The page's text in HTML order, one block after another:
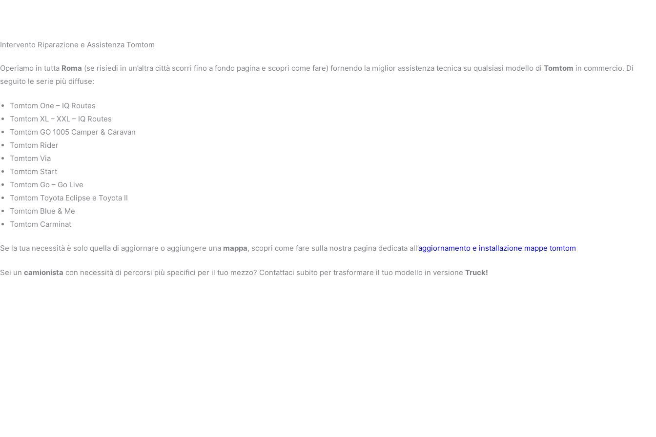
Intervento Riparazione e Assistenza Tomtom
Operiamo in tutta Roma (se risiedi in un’altra città scorri fino a fondo pagina e scopri come fare) fornendo la miglior assistenza tecnica su qualsiasi modello di Tomtom in commercio. Di
seguito le serie più diffuse:
Tomtom One – IQ Routes
Tomtom XL – XXL – IQ Routes
Tomtom GO 1005 Camper & Caravan
Tomtom Rider
Tomtom Via
Tomtom Start
Tomtom Go – Go Live
Tomtom Toyota Eclipse e Toyota II
Tomtom Blue & Me
Tomtom Carminat
Se la tua necessità è solo quella di aggiornare o aggiungere una mappa, scopri come fare sulla nostra pagina dedicata all’aggiornamento e installazione mappe tomtom
Sei un camionista con necessità di percorsi più specifici per il tuo mezzo? Contattaci subito per trasformare il tuo modello in versione Truck!